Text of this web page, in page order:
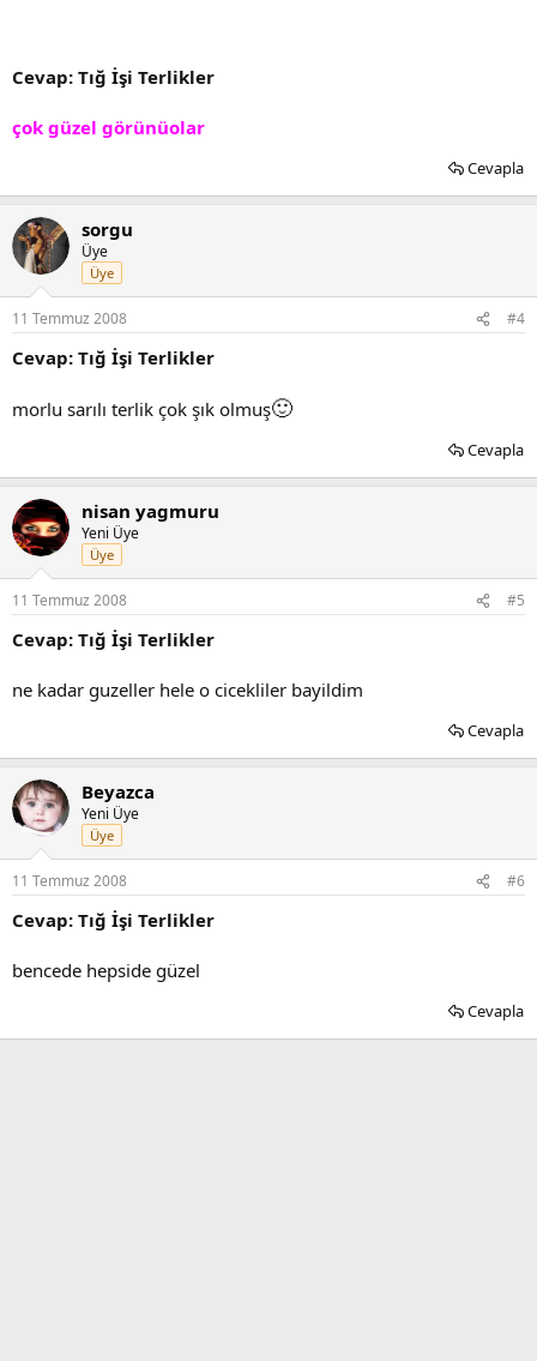
Cevap: Tığ İşi Terlikler
çok güzel görünüolar
Cevapla
sorgu
Üye
Üye
11 Temmuz 2008 #4
Cevap: Tığ İşi Terlikler
morlu sarılı terlik çok şık olmuş🙂
Cevapla
nisan yagmuru
Yeni Üye
Üye
11 Temmuz 2008 #5
Cevap: Tığ İşi Terlikler
ne kadar guzeller hele o cicekliler bayildim
Cevapla
Beyazca
Yeni Üye
Üye
11 Temmuz 2008 #6
Cevap: Tığ İşi Terlikler
bencede hepside güzel
Cevapla